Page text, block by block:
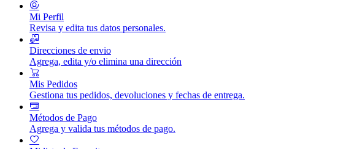
Mi Perfil
Revisa y edita tus datos personales.
Direcciones de envio
Agrega, edita y/o elimina una dirección
Mis Pedidos
Gestiona tus pedidos, devoluciones y fechas de entrega.
Métodos de Pago
Agrega y valida tus métodos de pago.